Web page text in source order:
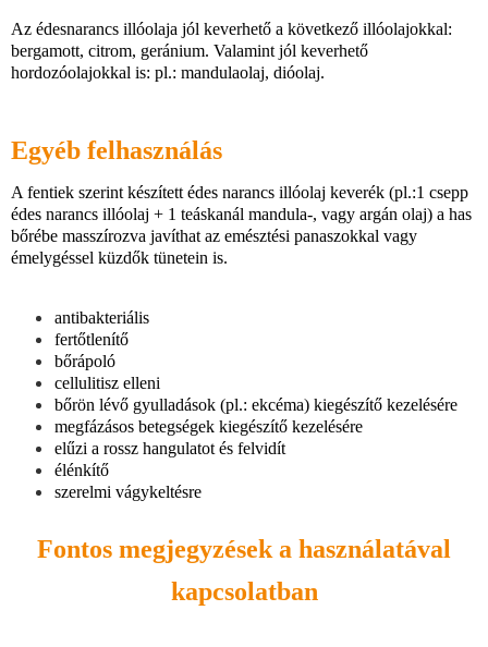
Az édesnarancs illóolaja jól keverhető a következő illóolajokkal:
bergamott, citrom, geránium. Valamint jól keverhető
hordozóolajokkal is: pl.: mandulaolaj, dióolaj.
Egyéb felhasználás
A fentiek szerint készített édes narancs illóolaj keverék (pl.:1 csepp
édes narancs illóolaj + 1 teáskanál mandula-, vagy argán olaj) a has
bőrébe masszírozva javíthat az emésztési panaszokkal vagy
émelygéssel küzdők tünetein is.
antibakteriális
fertőtlenítő
bőrápoló
cellulitisz elleni
bőrön lévő gyulladások (pl.: ekcéma) kiegészítő kezelésére
megfázásos betegségek kiegészítő kezelésére
elűzi a rossz hangulatot és felvidít
élénkítő
szerelmi vágykeltésre
Fontos megjegyzések a használatával
kapcsolatban